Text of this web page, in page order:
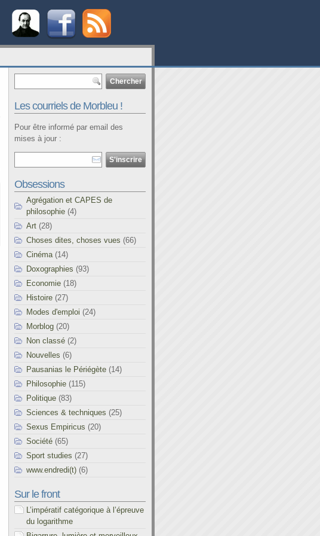
Les courriels de Morbleu !
Pour être informé par email des
mises à jour :
Obsessions
Agrégation et CAPES de
philosophie (4)
Art (28)
Choses dites, choses vues (66)
Cinéma (14)
Doxographies (93)
Economie (18)
Histoire (27)
Modes d'emploi (24)
Morblog (20)
Non classé (2)
Nouvelles (6)
Pausanias le Périégète (14)
Philosophie (115)
Politique (83)
Sciences & techniques (25)
Sexus Empiricus (20)
Société (65)
Sport studies (27)
www.endredi(t) (6)
Sur le front
L’impératif catégorique à l’épreuve
du logarithme